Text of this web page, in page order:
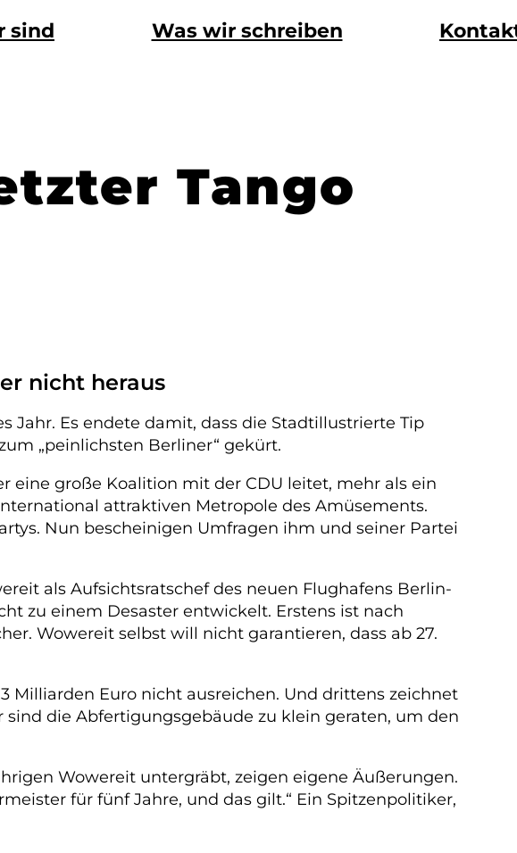
sind Was wir schreiben
Tango
nicht heraus
Jahr. Es endete damit, dass die Stadtillustrierte Tip
„peinlichsten Berliner“ gekürt.
eine große Koalition mit der CDU leitet, mehr als ein
attraktiven Metropole des Amüsements.
Nun bescheinigen Umfragen ihm und seiner Partei
als Aufsichtsratschef des neuen Flughafens Berlin-
zu einem Desaster entwickelt. Erstens ist nach
Wowereit selbst will nicht garantieren, dass ab 27.
Euro nicht ausreichen. Und drittens zeichnet
die Abfertigungsgebäude zu klein geraten, um den
Wowereit untergräbt, zeigen eigene Äußerungen.
für fünf Jahre, und das gilt.“ Ein Spitzenpolitiker,